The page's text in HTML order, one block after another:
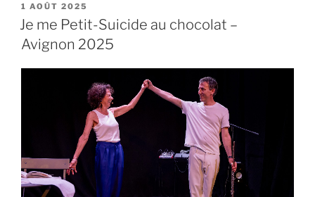
PUBLIÉ
LE
1 AOÛT 2025
Je me Petit-Suicide au chocolat –
Avignon 2025